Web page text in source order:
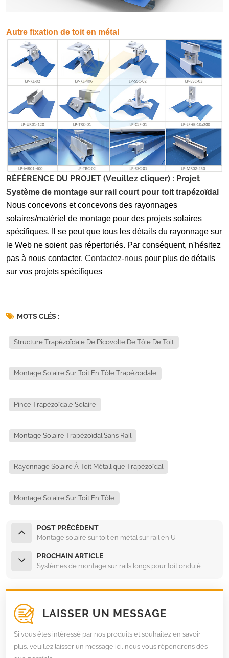
Autre fixation de toit en métal
RÉFÉRENCE DU PROJET (Veuillez cliquer) : Projet
Système de montage sur rail court pour toit trapézoïdal
Nous concevons et concevons des rayonnages
solaires/matériel de montage pour des projets solaires
spécifiques. Il se peut que tous les détails du rayonnage sur
le Web ne soient pas répertoriés. Par conséquent, n'hésitez
pas à nous contacter. Contactez-nous pour plus de détails
sur vos projets spécifiques
MOTS CLÉS :
Structure Trapézoïdale De Picovolte De Tôle De Toit
Montage Solaire Sur Toit En Tôle Trapézoïdale
Pince Trapézoïdale Solaire
Montage Solaire Trapézoïdal Sans Rail
Rayonnage Solaire À Toit Métallique Trapézoïdal
Montage Solaire Sur Toit En Tôle
POST PRÉCÉDENT
Montage solaire sur toit en métal sur rail en U
PROCHAIN ARTICLE
Systèmes de montage sur rails longs pour toit ondulé
LAISSER UN MESSAGE
Si vous êtes intéressé par nos produits et souhaitez en savoir
plus, veuillez laisser un message ici, nous vous répondrons dès